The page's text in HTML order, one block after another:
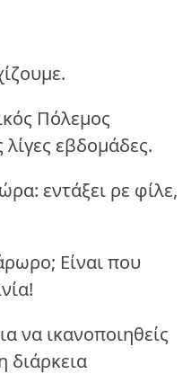
Πόλεμος
λίγες εβδομάδες.
εντάξει ρε φίλε,
Είναι που
να ικανοποιηθείς
διάρκεια